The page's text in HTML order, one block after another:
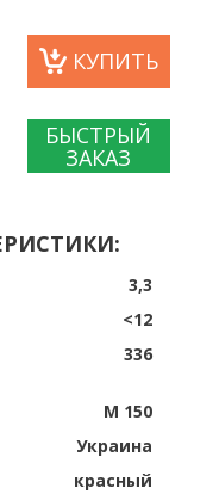
КУПИТЬ
БЫСТРЫЙ
ЗАКАЗ
3,3
<12
336
М 150
Украина
красный